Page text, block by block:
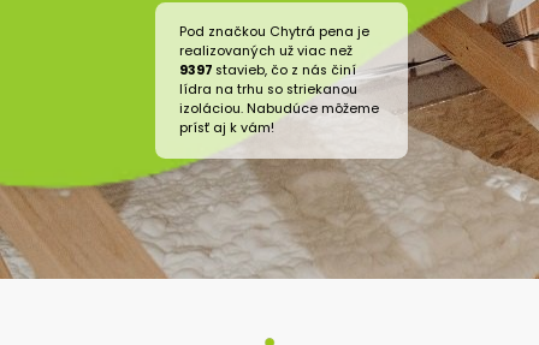
Pod značkou Chytrá pena je
realizovaných už viac než
9397 stavieb, čo z nás činí
lídra na trhu so striekanou
izoláciou. Nabudúce môžeme
prísť aj k vám!